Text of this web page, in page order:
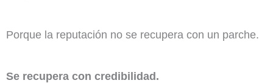
Porque la reputación no se recupera con un parche.
Se recupera con credibilidad.